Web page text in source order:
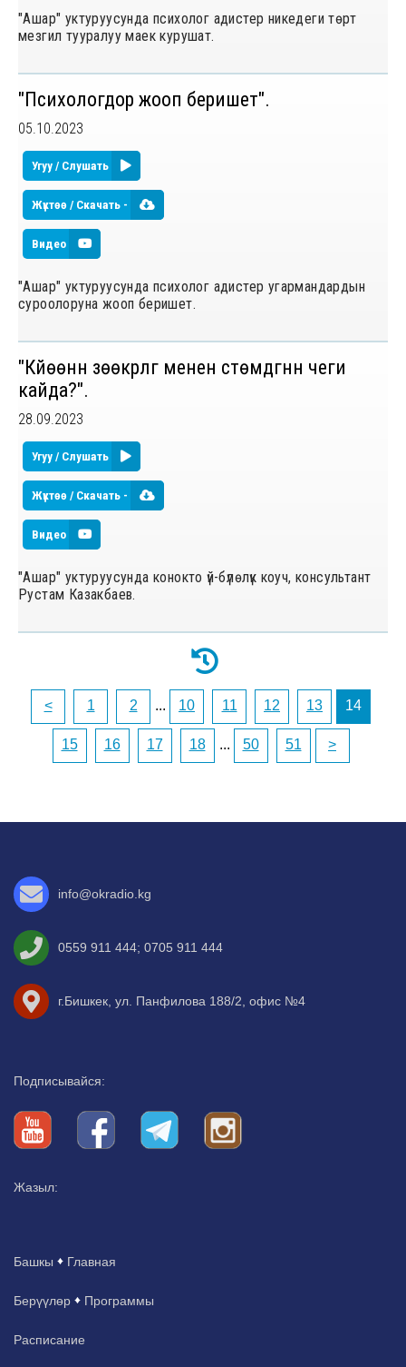
"Ашар" уктуруусунда психолог адистер никедеги төрт
мезгил тууралуу маек курушат.
"Психологдор жооп беришет".
05.10.2023
Угуу / Слушать
Жүктөө / Скачать -
Видео
"Ашар" уктуруусунда психолог адистер угармандардын
суроолоруна жооп беришет.
"Күйөөнүн зөөкүрлүгү менен үстөмдүгүнүн чеги
кайда?".
28.09.2023
Угуу / Слушать
Жүктөө / Скачать -
Видео
"Ашар" уктуруусунда конокто үй-бүлөлүк коуч, консультант
Рустам Казакбаев.
< 1 2 ... 10 11 12 13 14
15 16 17 18 ... 50 51 >
info@okradio.kg
0559 911 444; 0705 911 444
г.Бишкек, ул. Панфилова 188/2, офис №4
Подписывайся:
Жазыл:
Башкы Главная
Берүүлөр Программы
Расписание